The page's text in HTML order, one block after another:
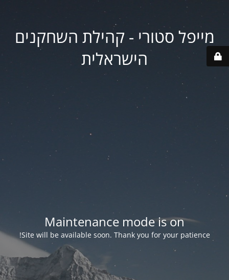
מייפל סטורי - קהילת השחקנים
הישראלית
Maintenance mode is on
Site will be available soon. Thank you for your patience!